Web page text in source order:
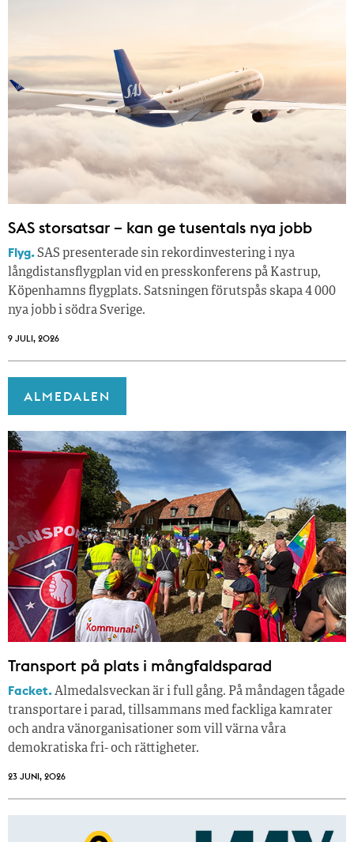
SAS storsatsar – kan ge tusentals nya jobb
Flyg.SAS presenterade sin rekordinvestering i nya
långdistansflygplan vid en presskonferens på Kastrup,
Köpenhamns flygplats. Satsningen förutspås skapa 4 000
nya jobb i södra Sverige.
9 JULI, 2026
ALMEDALEN
Transport på plats i mångfaldsparad
Facket.Almedalsveckan är i full gång. På måndagen tågade
transportare i parad, tillsammans med fackliga kamrater
och andra vänorganisationer som vill värna våra
demokratiska fri- och rättigheter.
23 JUNI, 2026